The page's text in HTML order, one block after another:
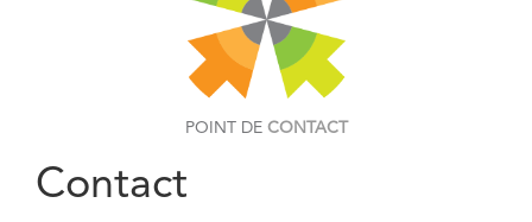
POINT DE CONTACT
Contact